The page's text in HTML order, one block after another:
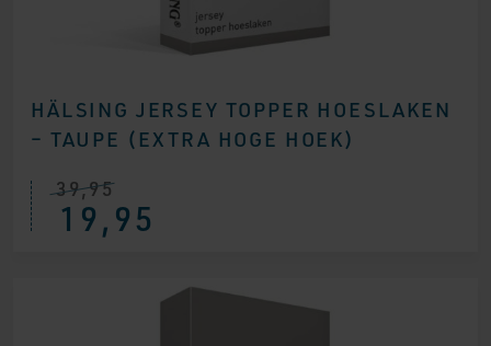
HÄLSING JERSEY TOPPER HOESLAKEN
– TAUPE (EXTRA HOGE HOEK)
39,95
19,95